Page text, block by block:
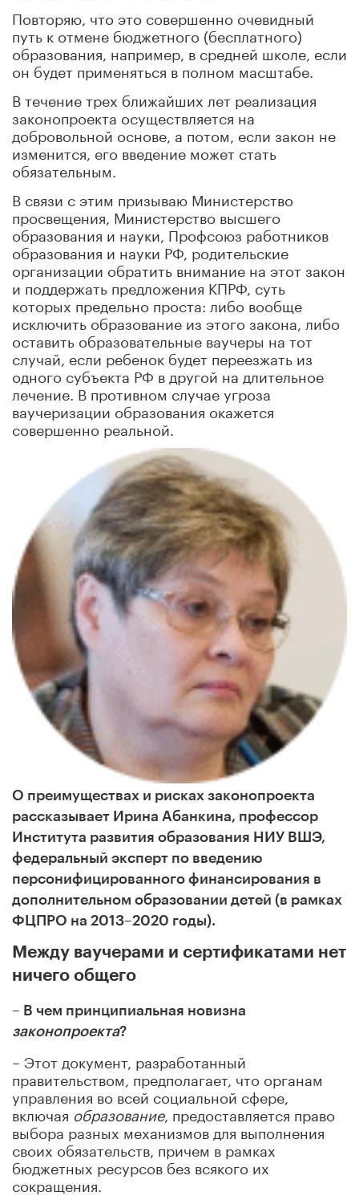
Повторяю, что это совершенно очевидный
путь к отмене бюджетного (бесплатного)
образования, например, в средней школе, если
он будет применяться в полном масштабе.
В течение трех ближайших лет реализация
законопроекта осуществляется на
добровольной основе, а потом, если закон не
изменится, его введение может стать
обязательным.
В связи с этим призываю Министерство
просвещения, Министерство высшего
образования и науки, Профсоюз работников
образования и науки РФ, родительские
организации обратить внимание на этот закон
и поддержать предложения КПРФ, суть
которых предельно проста: либо вообще
исключить образование из этого закона, либо
оставить образовательные ваучеры на тот
случай, если ребенок будет переезжать из
одного субъекта РФ в другой на длительное
лечение. В противном случае угроза
ваучеризации образования окажется
совершенно реальной.
О преимуществах и рисках законопроекта
рассказывает Ирина Абанкина, профессор
Института развития образования НИУ ВШЭ,
федеральный эксперт по введению
персонифицированного финансирования в
дополнительном образовании детей (в рамках
ФЦПРО на 2013–2020 годы).
Между ваучерами и сертификатами нет
ничего общего
– В чем принципиальная новизна
законопроекта?
– Этот документ, разработанный
правительством, предполагает, что органам
управления во всей социальной сфере,
включая образование, предоставляется право
выбора разных механизмов для выполнения
своих обязательств, причем в рамках
бюджетных ресурсов без всякого их
сокращения.